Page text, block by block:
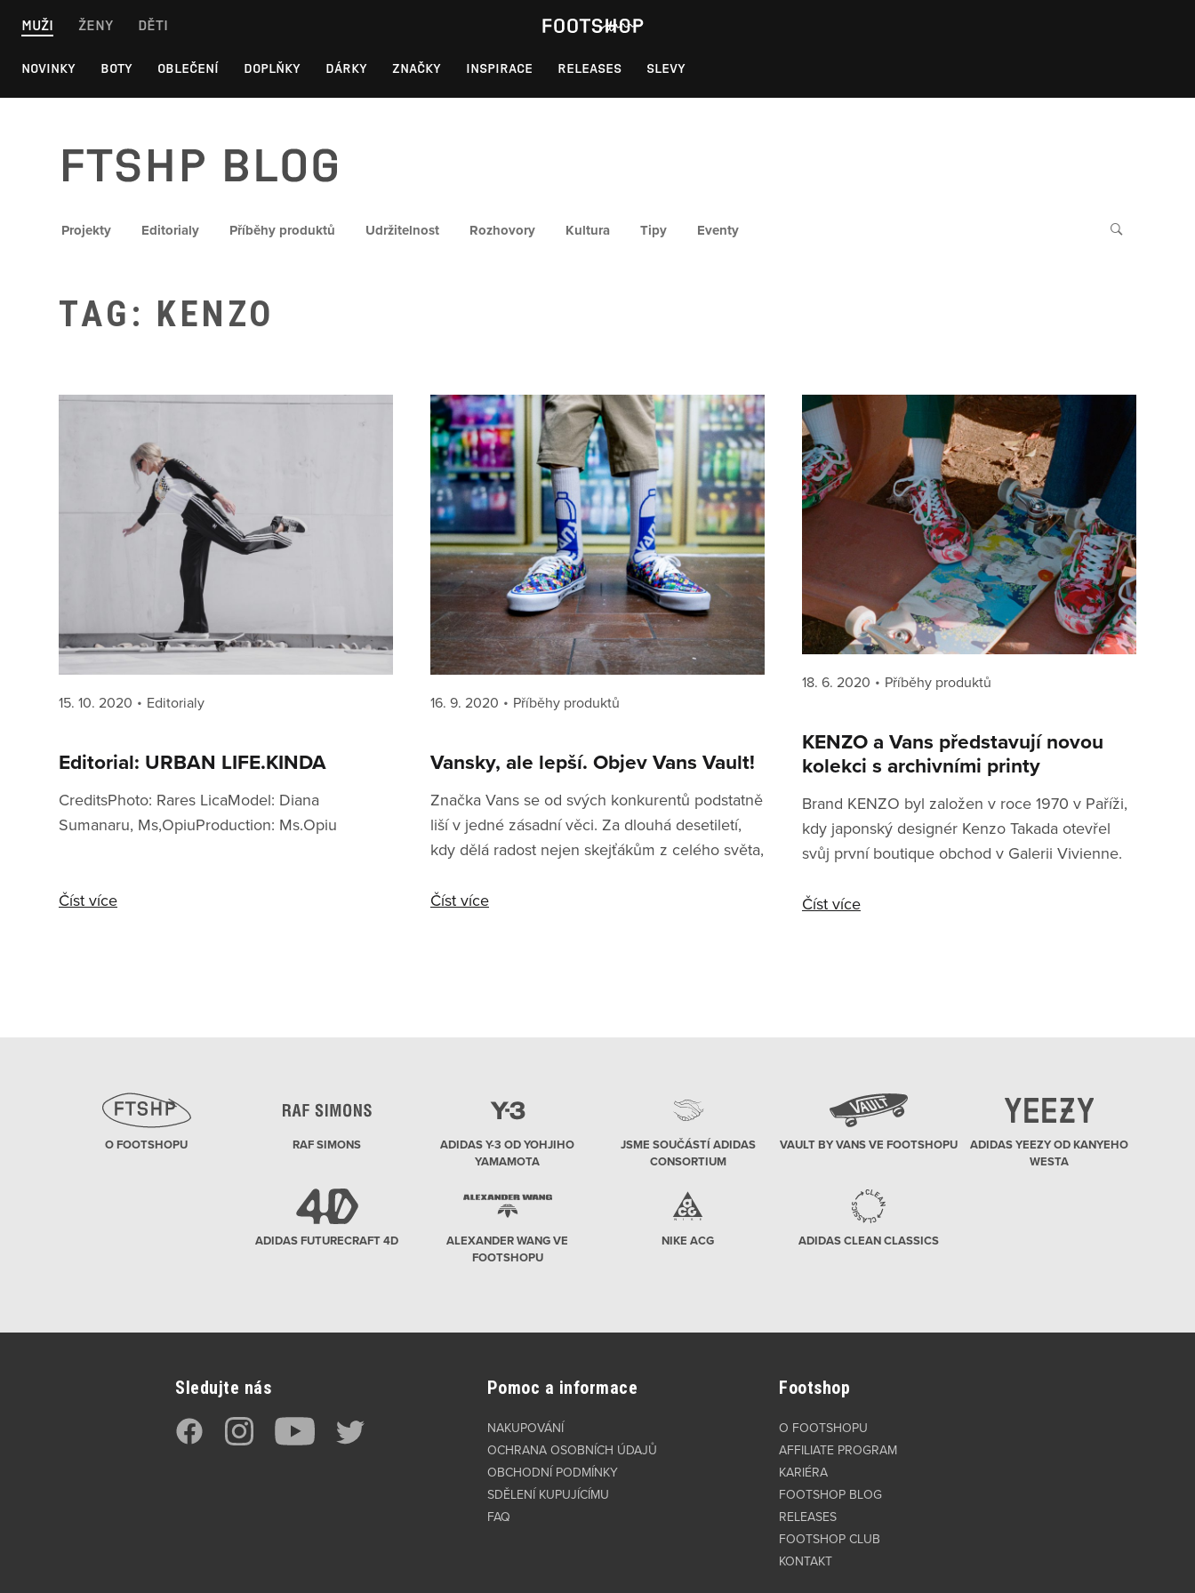
MUŽI ŽENY DĚTI
NOVINKY BOTY OBLEČENÍ DOPLŇKY DÁRKY ZNAČKY INSPIRACE RELEASES SLEVY
FTSHP blog
Projekty Editorialy Příběhy produktů Udržitelnost Rozhovory Kultura Tipy Eventy
TAG: KENZO
Posted
15. 10. 2020 Categories
Editorialy
Editorial: URBAN LIFE.KINDA
CreditsPhoto: Rares LicaModel: Diana
Sumanaru, Ms,OpiuProduction: Ms.Opiu
Číst více
Posted
16. 9. 2020 Categories
Příběhy produktů
Vansky, ale lepší. Objev Vans Vault!
Značka Vans se od svých konkurentů podstatně
liší v jedné zásadní věci. Za dlouhá desetiletí,
kdy dělá radost nejen skejťákům z celého světa,
legendární siluety. Modely jako Era, Old-Skool
Číst více
Posted
18. 6. 2020 Categories
Příběhy produktů
KENZO a Vans představují novou
kolekci s archivními printy
Brand KENZO byl založen v roce 1970 v Paříži,
kdy japonský designér Kenzo Takada otevřel
svůj první boutique obchod v Galerii Vivienne.
svobodu pomocí odvážné módy bez hranic,
Číst více
O FOOTSHOPU RAF SIMONS
ADIDAS Y-3 OD YOHJIHO
YAMAMOTA
JSME SOUČÁSTÍ ADIDAS
CONSORTIUM
VAULT BY VANS VE FOOTSHOPU
ADIDAS YEEZY OD KANYEHO
WESTA
ADIDAS FUTURECRAFT 4D
ALEXANDER WANG VE
FOOTSHOPU
NIKE ACG ADIDAS CLEAN CLASSICS
Sledujte nás Pomoc a informace
NAKUPOVÁNÍ
OCHRANA OSOBNÍCH ÚDAJŮ
OBCHODNÍ PODMÍNKY
SDĚLENÍ KUPUJÍCÍMU
FAQ
Footshop
O FOOTSHOPU
AFFILIATE PROGRAM
KARIÉRA
FOOTSHOP BLOG
RELEASES
FOOTSHOP CLUB
KONTAKT